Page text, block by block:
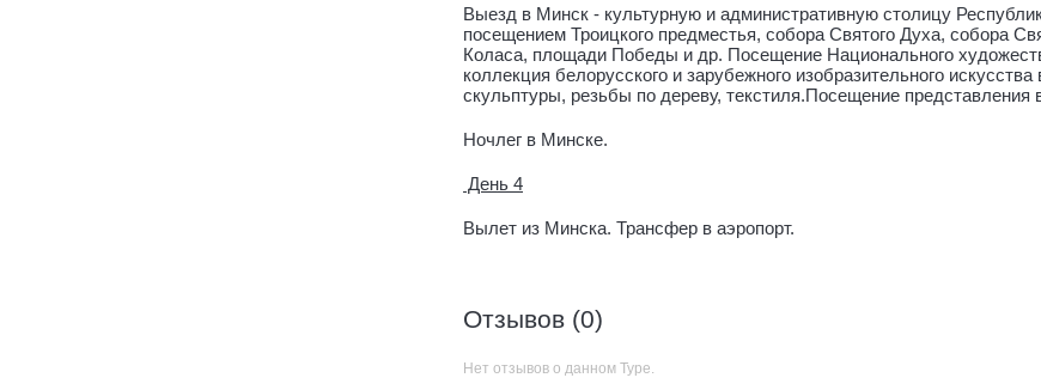
Выезд в Минск - культурную и административную столицу
посещением Троицкого предместья, собора Святого Духа, собора
Коласа, площади Победы и др. Посещение Национального
коллекция белорусского и зарубежного изобразительного
скульптуры, резьбы по дереву, текстиля.Посещение
Ночлег в Минске.
День 4
Вылет из Минска. Трансфер в аэропорт.
Отзывов (0)
Нет отзывов о данном Туре.